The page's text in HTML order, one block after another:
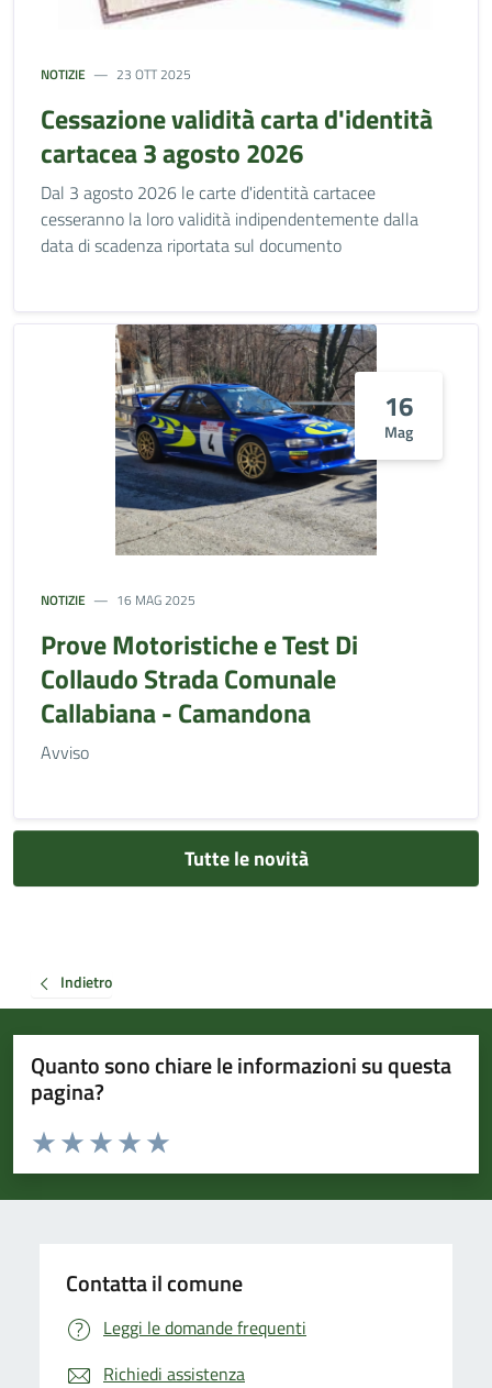
NOTIZIE 23 OTT 2025
Cessazione validità carta d'identità
cartacea 3 agosto 2026
Dal 3 agosto 2026 le carte d'identità cartacee
cesseranno la loro validità indipendentemente dalla
data di scadenza riportata sul documento
16
Mag
NOTIZIE 16 MAG 2025
Prove Motoristiche e Test Di
Collaudo Strada Comunale
Callabiana - Camandona
Avviso
Tutte le novità
Indietro
Quanto sono chiare le informazioni su questa
pagina?
Valuta da 1 a 5 stelle la pagina
Valuta 5 stelle su 5
Valuta 4 stelle su 5
Valuta 3 stelle su 5
Valuta 2 stelle su 5
Valuta 1 stelle su 5
Contatta il comune
Leggi le domande frequenti
Richiedi assistenza